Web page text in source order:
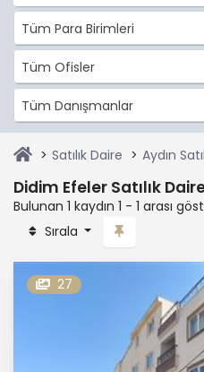
Tüm Para Birimleri
Tüm Ofisler
Tüm Danışmanlar
Satılık Daire Aydın
Didim Efeler Satılık
Bulunan 1 kaydın 1 - 1 arası
Sırala
27